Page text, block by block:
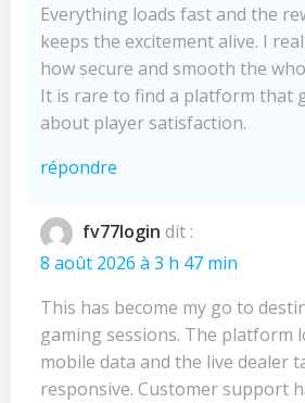
Everything loads fast and the
keeps the excitement alive. I
how secure and smooth the
It is rare to find a platform that
about player satisfaction.
répondre
fv77login dit :
8 août 2026 à 3 h 47 min
This has become my go to
gaming sessions. The platform
mobile data and the live dealer
responsive. Customer support